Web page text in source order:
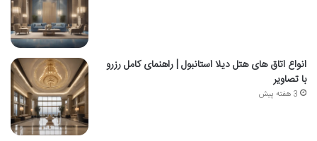
انواع اتاق های هتل دیلا استانبول | راهنمای کامل رزرو
با تصاویر
3 هفته پیش